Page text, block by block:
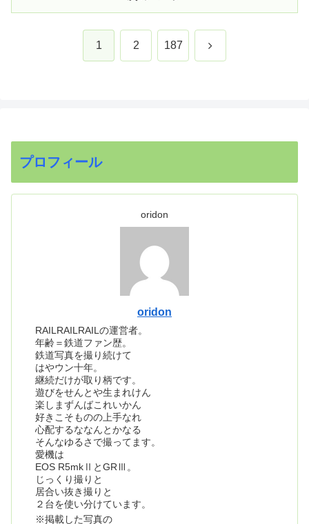
1 2 187 次
プロフィール
oridon
oridon
RAILRAILRAILの運営者。
年齢＝鉄道ファン歴。
鉄道写真を撮り続けて
はやウン十年。
継続だけが取り柄です。
遊びをせんとや生まれけん
楽しまずんばこれいかん
好きこそものの上手なれ
心配するななんとかなる
そんなゆるさで撮ってます。
愛機は
EOS R5mkⅡとGRⅢ。
じっくり撮りと
居合い抜き撮りと
２台を使い分けています。
※掲載した写真の